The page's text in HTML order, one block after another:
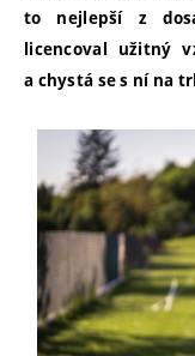
to nejlepší z
licencoval užitný
a chystá se s ní na